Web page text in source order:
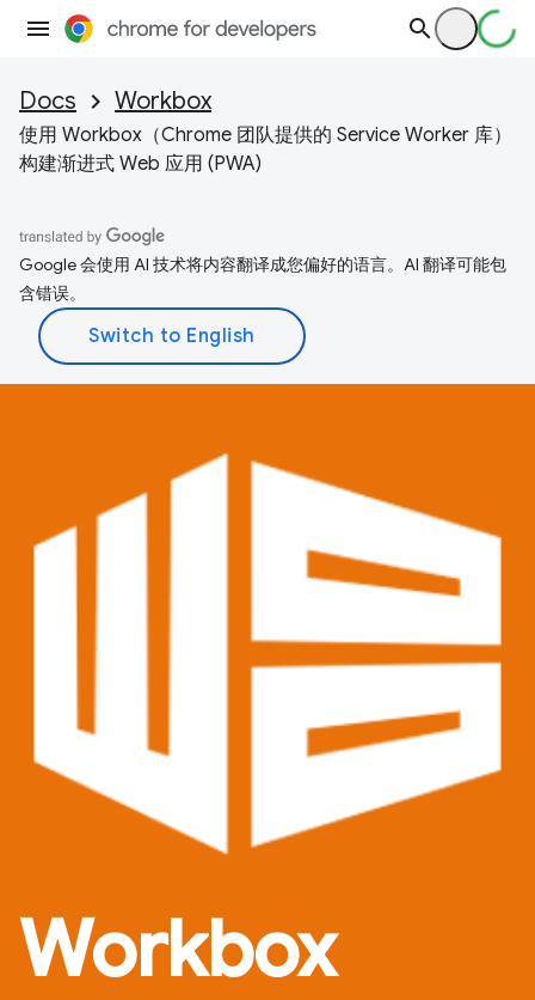
Docs Workbox
使用 Workbox（Chrome 团队提供的 Service Worker 库）
构建渐进式 Web 应用 (PWA)
Google 会使用 AI 技术将内容翻译成您偏好的语言。AI 翻译可能包
含错误。
Workbox